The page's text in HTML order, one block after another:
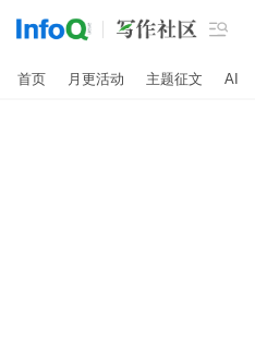

首页 月更活动 主题征文 AI